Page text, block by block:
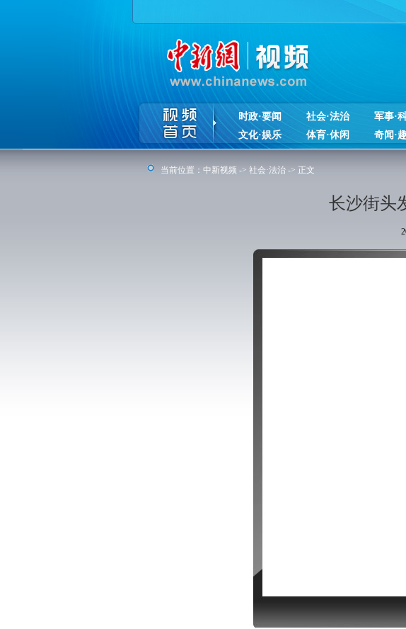
时政·要闻 社会·法治 军事·
文化·娱乐
体育·休闲 奇闻·
当前位置： 中新视频 -> 社会·法治 -> 正文
长沙街头